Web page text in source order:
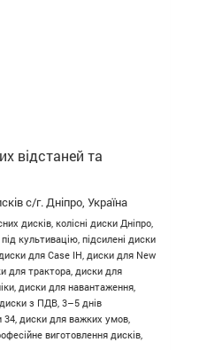
відстаней та
с/г. Дніпро, Україна
дисків, колісні диски Дніпро,
культивацію, підсилені диски
для Case IH, диски для New
для трактора, диски для
диски для навантаження,
диски з ПДВ, 3–5 днів
34, диски для важких умов,
виготовлення дисків,